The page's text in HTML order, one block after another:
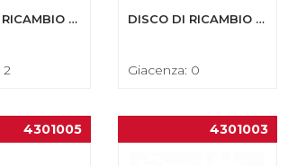
DISCO DI RICAMBIO CABLATO Ø 145 MM. PER AVVOLGICAVO
2
DISCO DI RICAMBIO CABLATO Ø 145 MM. PER AVVOLGICAVO
Giacenza: 0
4301005 4301003